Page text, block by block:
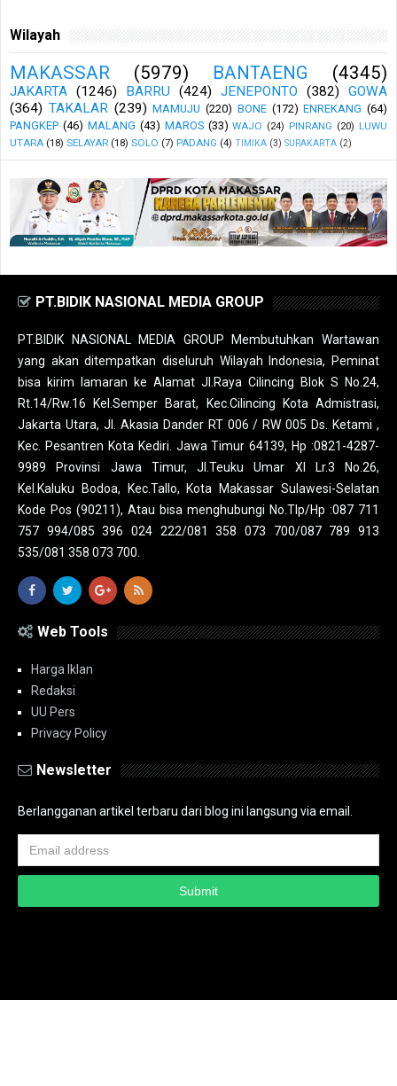
Wilayah
MAKASSAR (5979) BANTAENG (4345)
JAKARTA (1246) BARRU (424) JENEPONTO (382)
GOWA
(364) TAKALAR (239) MAMUJU (220) BONE (172) ENREKANG (64)
PANGKEP (46) MALANG (43) MAROS (33) WAJO (24) PINRANG (20) LUWU
UTARA (18) SELAYAR (18) SOLO (7) PADANG (4) TIMIKA (3) SURAKARTA (2)
PT.BIDIK NASIONAL MEDIA GROUP
PT.BIDIK NASIONAL MEDIA GROUP Membutuhkan Wartawan
yang akan ditempatkan diseluruh Wilayah Indonesia, Peminat
bisa kirim lamaran ke Alamat Jl.Raya Cilincing Blok S No.24,
Rt.14/Rw.16 Kel.Semper Barat, Kec.Cilincing Kota Admistrasi,
Jakarta Utara, Jl. Akasia Dander RT 006 / RW 005 Ds. Ketami ,
Kec. Pesantren Kota Kediri. Jawa Timur 64139, Hp :0821-4287-
9989 Provinsi Jawa Timur, Jl.Teuku Umar XI Lr.3 No.26,
Kel.Kaluku Bodoa, Kec.Tallo, Kota Makassar Sulawesi-Selatan
Kode Pos (90211), Atau bisa menghubungi No.Tlp/Hp :087 711
757 994/085 396 024 222/081 358 073 700/087 789 913
535/081 358 073 700.
Web Tools
Harga Iklan
Redaksi
UU Pers
Privacy Policy
Newsletter
Berlangganan artikel terbaru dari blog ini langsung via email.